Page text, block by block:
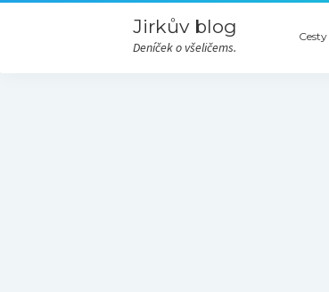
Jirkův blog
Deníček o všeličems.
Cesty